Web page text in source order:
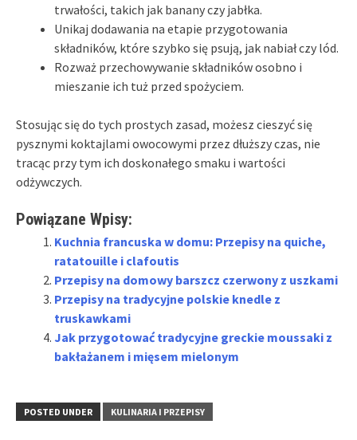
trwałości, takich jak banany czy jabłka.
Unikaj dodawania na etapie przygotowania
składników, które szybko się psują, jak nabiał czy lód.
Rozważ przechowywanie składników osobno i
mieszanie ich tuż przed spożyciem.
Stosując się do tych prostych zasad, możesz cieszyć się
pysznymi koktajlami owocowymi przez dłuższy czas, nie
tracąc przy tym ich doskonałego smaku i wartości
odżywczych.
Powiązane Wpisy:
Kuchnia francuska w domu: Przepisy na quiche,
ratatouille i clafoutis
Przepisy na domowy barszcz czerwony z uszkami
Przepisy na tradycyjne polskie knedle z
truskawkami
Jak przygotować tradycyjne greckie moussaki z
bakłażanem i mięsem mielonym
POSTED UNDER KULINARIA I PRZEPISY